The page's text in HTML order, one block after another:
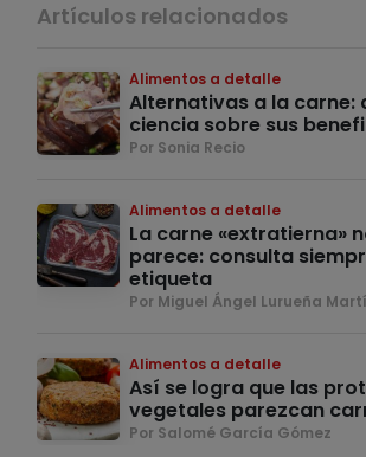
Artículos relacionados
Alimentos a detalle
Alternativas a la carne:
ciencia sobre sus
Por Sonia Recio
Alimentos a detalle
La carne «extratierna»
parece: consulta
etiqueta
Por Miguel Ángel Lurueña
Alimentos a detalle
Así se logra que las
vegetales parezcan
Por Salomé García Gómez